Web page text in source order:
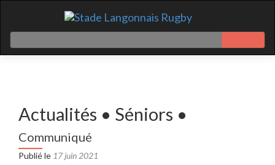
Actualités • Séniors •
Communiqué
Publié le 17 juin 2021